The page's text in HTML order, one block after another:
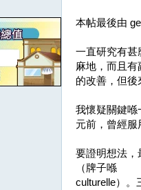
本帖最後由
一直研究有甚
麻地，而且
的改善，但
我懷疑關鍵喺
元前，曾經
要證明想法，
（牌子喺
culturelle）。